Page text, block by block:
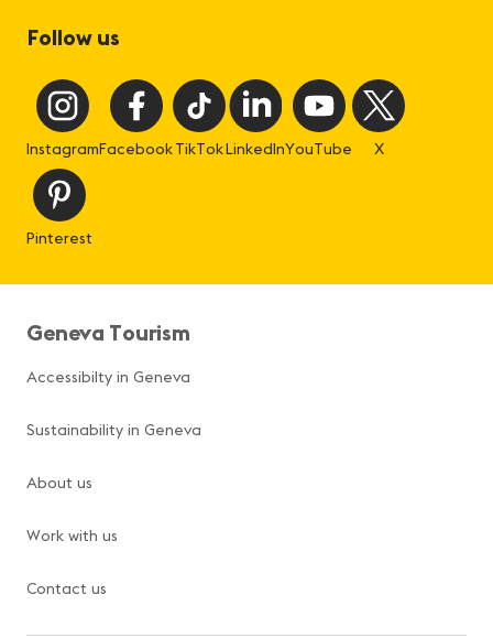
Follow us
InstagramFacebookTikTokLinkedInYouTube X
Pinterest
Geneva Tourism
Accessibilty in Geneva
Sustainability in Geneva
About us
Work with us
Contact us